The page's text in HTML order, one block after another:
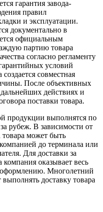
гарантия завода-
правил
и эксплуатации.
документально в
официальным
партию товара
согласно регламенту
условий
совместная
После объективных
действиях и
поставки товара.
продукции выполнятся по
рубеж. В зависимости от
товара может быть
до терминала или
Для доставки за
оказывает весь
Многолетний
доставку товара